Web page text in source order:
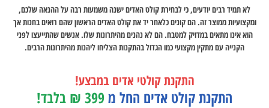
לא תמיד רבים יודעים, כי לבחירת קולט האדים ישנה משמעות רבה על ההנאה שלכם,
ומקצועיות ממוצר זה. הם קונים כלאחר יד את קולט האדים הראשון שהם רואים בחנות אך
הוא אינו מתאים במדויק למטבח. הם לא נהנים מהיתרונות שלו. אנשים שהתייעצו לפני
הקנייה עם מתקין מקצועי כמו הגדול בהתקנות הצליחו ליהנות מהיתרונות הרבים.
התקנת קולטי אדים במבצע!
התקנת קולט אדים החל מ399 ₪ בלבד!